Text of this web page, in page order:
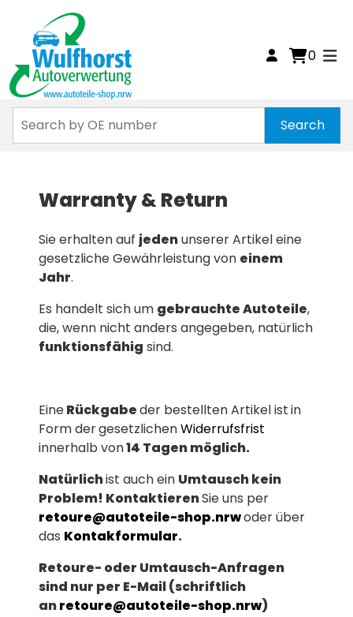
0
Warranty & Return
Sie erhalten auf jedenunserer Artikel eine
gesetzliche Gewährleistung von einem
Jahr.
Es handelt sich um gebrauchte Autoteile,
die, wenn nicht anders angegeben, natürlich
funktionsfähig sind.
EineRückgabeder bestellten Artikel istin
Form dergesetzlichenWiderrufsfrist
innerhalb von14 Tagen möglich.
Natürlichist auch ein Umtausch kein
Problem! KontaktierenSie uns per
retoure@autoteile-shop.nrwoder über
das Kontakformular.
Retoure- oder Umtausch-Anfragen
sind nur per E-Mail (schriftlich
anretoure@autoteile-shop.nrw)